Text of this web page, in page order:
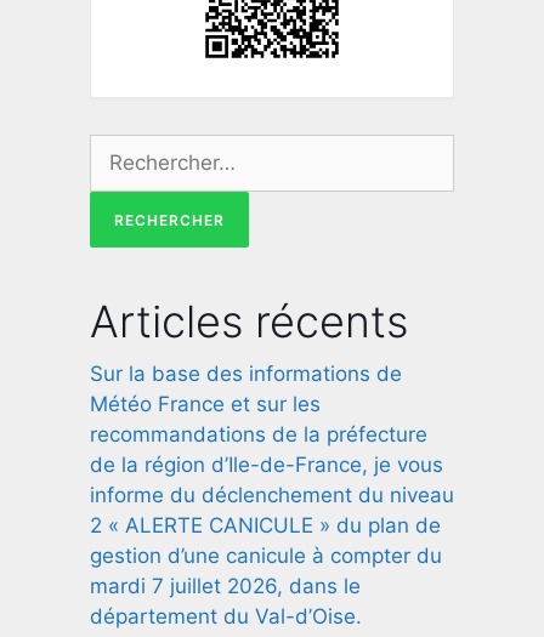
Articles récents
Sur la base des informations de
Météo France et sur les
recommandations de la préfecture
de la région d’Ile-de-France, je vous
informe du déclenchement du niveau
2 « ALERTE CANICULE » du plan de
gestion d’une canicule à compter du
mardi 7 juillet 2026, dans le
département du Val-d’Oise.